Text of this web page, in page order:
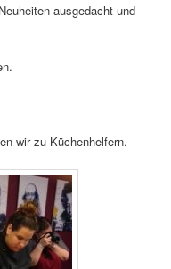
ausgedacht und
wir zu Küchenhelfern.